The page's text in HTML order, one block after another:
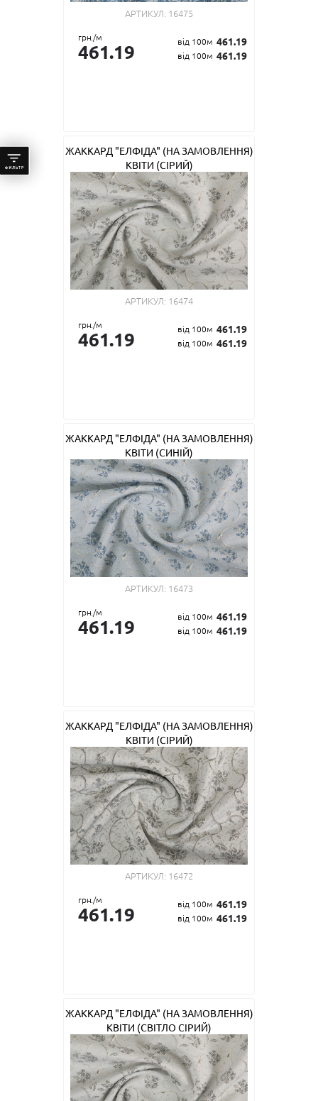
АРТИКУЛ: 16475
грн./м
461.19 від 100м 461.19
від 100м 461.19
ЖАККАРД "ЕЛФІДА" (НА ЗАМОВЛЕННЯ)
КВІТИ (СІРИЙ)
АРТИКУЛ: 16474
грн./м
461.19 від 100м 461.19
від 100м 461.19
ЖАККАРД "ЕЛФІДА" (НА ЗАМОВЛЕННЯ)
КВІТИ (СИНІЙ)
АРТИКУЛ: 16473
грн./м
461.19 від 100м 461.19
від 100м 461.19
ЖАККАРД "ЕЛФІДА" (НА ЗАМОВЛЕННЯ)
КВІТИ (СІРИЙ)
АРТИКУЛ: 16472
грн./м
461.19 від 100м 461.19
від 100м 461.19
ЖАККАРД "ЕЛФІДА" (НА ЗАМОВЛЕННЯ)
КВІТИ (СВІТЛО СІРИЙ)